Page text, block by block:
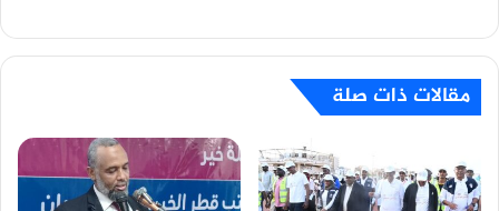
مقالات ذات صلة